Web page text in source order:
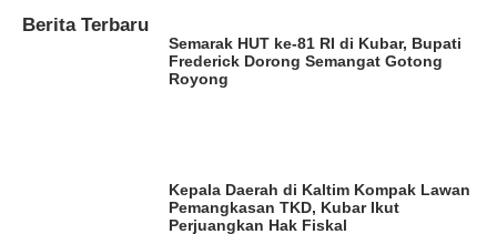
Berita Terbaru
Semarak HUT ke-81 RI di Kubar, Bupati
Frederick Dorong Semangat Gotong
Royong
Kepala Daerah di Kaltim Kompak Lawan
Pemangkasan TKD, Kubar Ikut
Perjuangkan Hak Fiskal